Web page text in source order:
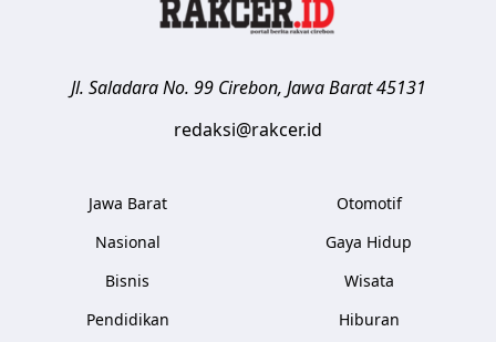
Jl. Saladara No. 99 Cirebon, Jawa Barat 45131
redaksi@rakcer.id
Jawa Barat
Nasional
Bisnis
Pendidikan
Otomotif
Gaya Hidup
Wisata
Hiburan